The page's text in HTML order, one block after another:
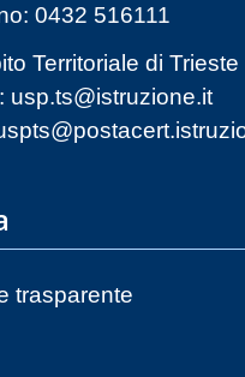
0432 516111
Territoriale di Trieste
usp.ts@istruzione.it
trasparente